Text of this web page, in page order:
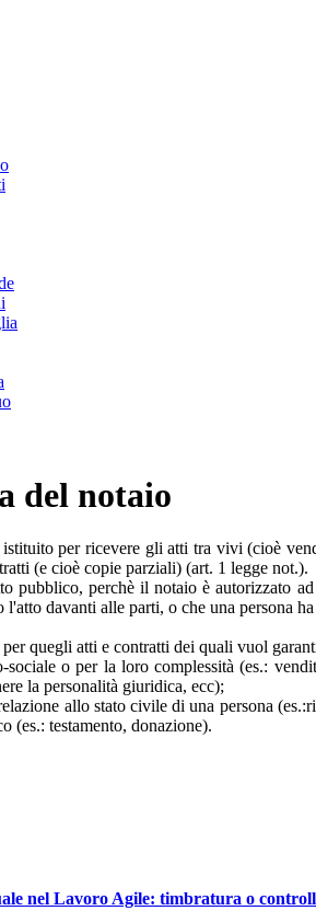
di secondo livello
di secondo livello
di secondo livello
di secondo livello
del notaio
per ricevere gli atti tra vivi (cioè
(e cioè copie parziali) (art. 1 legge not.).
pubblico, perchè il notaio è autorizzato
l'atto davanti alle parti, o che una persona
quegli atti e contratti dei quali vuol
sociale o per la loro complessità (es.:
la personalità giuridica, ecc);
allo stato civile di una persona
(es.: testamento, donazione).
nel Lavoro Agile: timbratura o